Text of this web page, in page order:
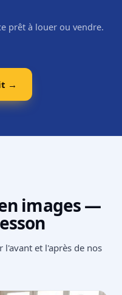
prêt à louer ou vendre.
→
images —
l'avant et l'après de nos